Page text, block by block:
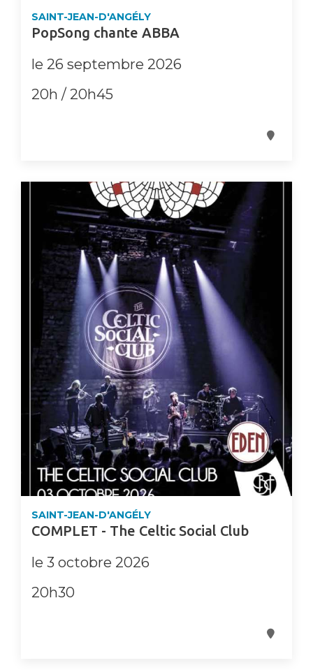
SAINT-JEAN-D'ANGÉLY
PopSong chante ABBA
le 26 septembre 2026
20h / 20h45
SAINT-JEAN-D'ANGÉLY
COMPLET - The Celtic Social Club
le 3 octobre 2026
20h30